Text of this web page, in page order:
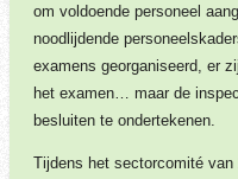
om voldoende personeel
noodlijdende
examens georganiseerd, er
het examen… maar de
besluiten te ondertekenen.
Tijdens het sectorcomité